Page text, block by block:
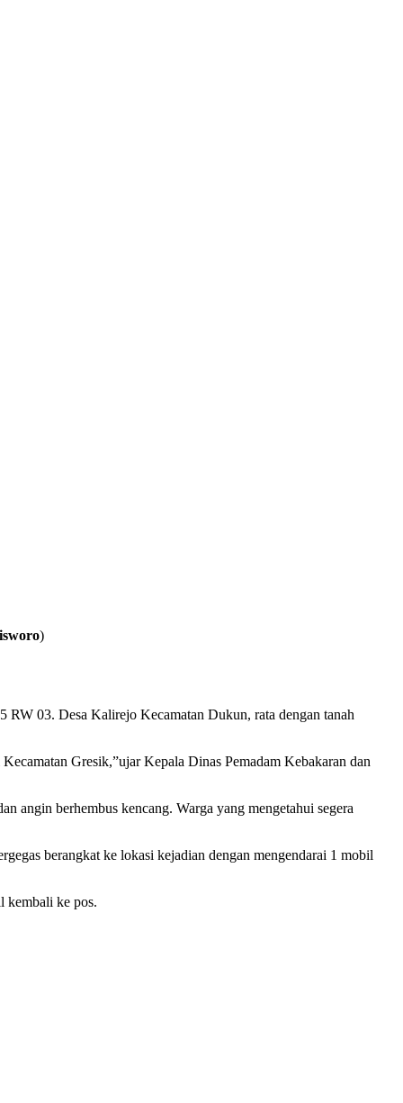
)
03. Desa Kalirejo Kecamatan Dukun, rata dengan tanah
Gresik,”ujar Kepala Dinas Pemadam Kebakaran dan
angin berhembus kencang. Warga yang mengetahui segera
berangkat ke lokasi kejadian dengan mengendarai 1 mobil
kembali ke pos.